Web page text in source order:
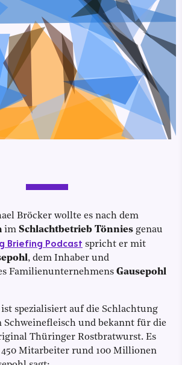
Bröcker wollte es nach dem
im Schlachtbetrieb Tönnies genau
Briefing Podcast spricht er mit
, dem Inhaber und
Familienunternehmens Gausepohl
spezialisiert auf die Schlachtung
Schweinefleisch und bekannt für die
Thüringer Rostbratwurst. Es
Mitarbeiter rund 100 Millionen